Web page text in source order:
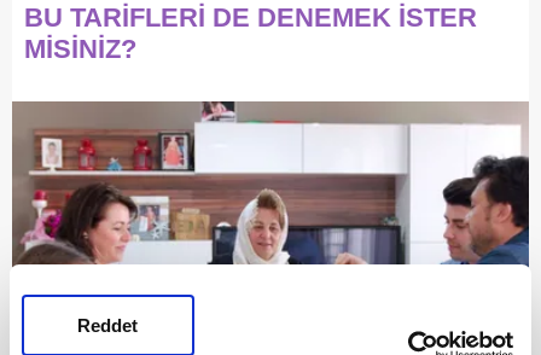
Reddet
BU TARİFLERİ DE DENEMEK İSTER
MİSİNİZ?